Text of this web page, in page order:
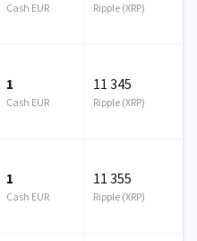
Cash EUR Ripple (XRP)
1
Cash EUR
11 345
Ripple (XRP)
1
Cash EUR
11 355
Ripple (XRP)